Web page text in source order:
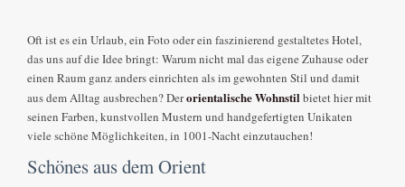
Oft ist es ein Urlaub, ein Foto oder ein faszinierend gestaltetes Hotel,
das uns auf die Idee bringt: Warum nicht mal das eigene Zuhause oder
einen Raum ganz anders einrichten als im gewohnten Stil und damit
aus dem Alltag ausbrechen? Derorientalische Wohnstilbietet hier mit
seinen Farben, kunstvollen Mustern und handgefertigten Unikaten
viele schöne Möglichkeiten, in 1001-Nacht einzutauchen!
Schönes aus dem Orient